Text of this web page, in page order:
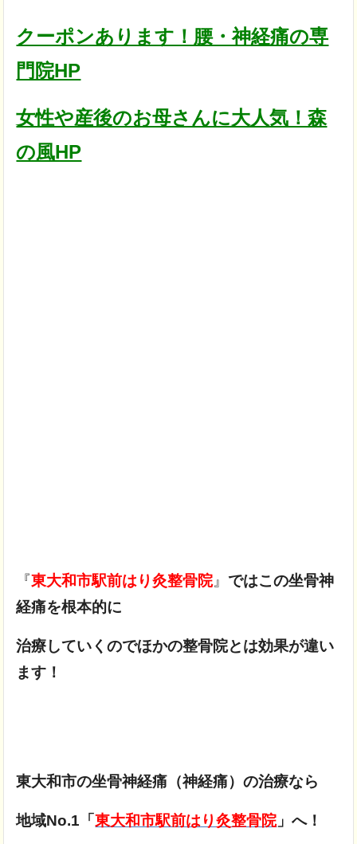
クーポンあります！腰・神経痛の専
門院HP
女性や産後のお母さんに大人気！森
の風HP
『東大和市駅前はり灸整骨院』 ではこの坐骨神
経痛を根本的に
治療していくのでほかの整骨院とは効果が違い
ます！
東大和市の坐骨神経痛（神経痛）の治療なら
地域No.1「東大和市駅前はり灸整骨院」へ！